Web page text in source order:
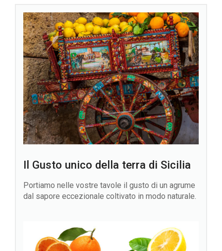
Il Gusto unico della terra di Sicilia
Portiamo nelle vostre tavole il gusto di un agrume
dal sapore eccezionale coltivato in modo naturale.